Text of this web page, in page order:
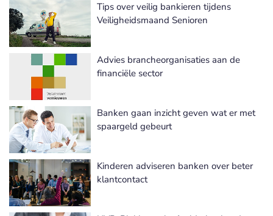
Tips over veilig bankieren tijdens
Veiligheidsmaand Senioren
Advies brancheorganisaties aan de
financiële sector
Banken gaan inzicht geven wat er met
spaargeld gebeurt
Kinderen adviseren banken over beter
klantcontact